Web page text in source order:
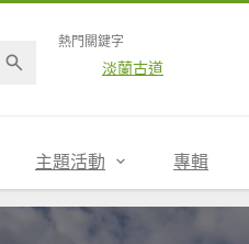
熱門關鍵字
淡蘭古道
主題活動 專輯